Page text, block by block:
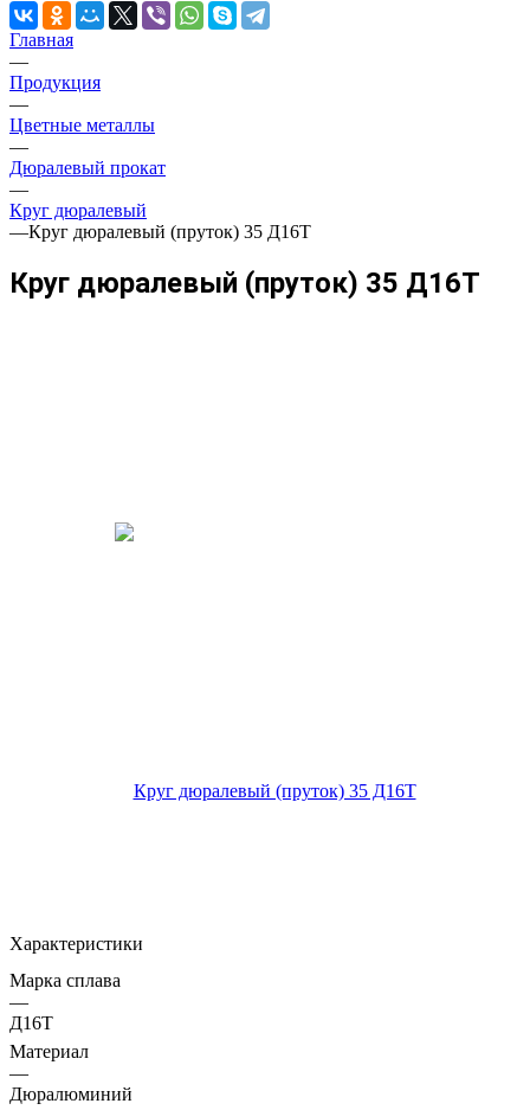
Главная
—
Продукция
—
Цветные металлы
—
Дюралевый прокат
—
Круг дюралевый
—Круг дюралевый (пруток) 35 Д16Т
Круг дюралевый (пруток) 35 Д16Т
Характеристики
Марка сплава
—
Д16Т
Материал
—
Дюралюминий